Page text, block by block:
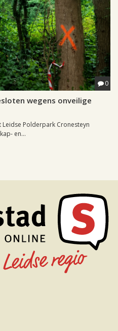
0
wegens onveilige
Polderpark Cronesteyn
en...